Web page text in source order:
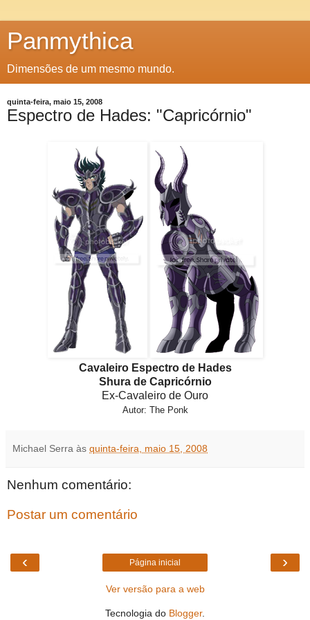
Panmythica
Dimensões de um mesmo mundo.
quinta-feira, maio 15, 2008
Espectro de Hades: "Capricórnio"
Cavaleiro Espectro de Hades
Shura de Capricórnio
Ex-Cavaleiro de Ouro
Autor: The Ponk
Michael Serra às quinta-feira, maio 15, 2008
Nenhum comentário:
Postar um comentário
‹ ›
Página inicial
Ver versão para a web
Tecnologia do Blogger.